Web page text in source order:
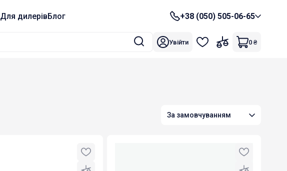
Для дилерівБлог +38 (050) 505-06-65
Увійти 0 ₴
За замовчуванням